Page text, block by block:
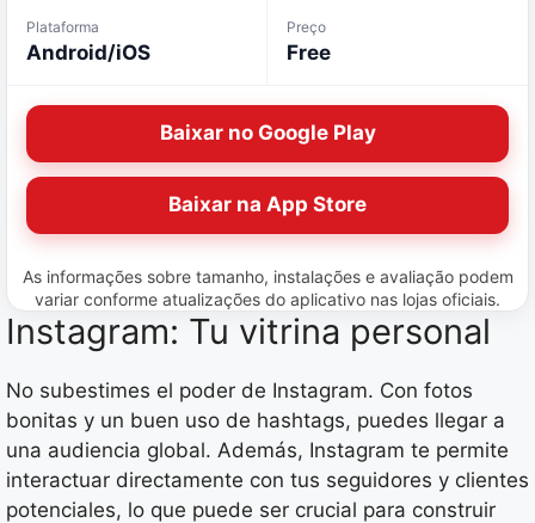
Plataforma
Android/iOS
Preço
Free
Baixar no Google Play
Baixar na App Store
As informações sobre tamanho, instalações e avaliação podem
variar conforme atualizações do aplicativo nas lojas oficiais.
Instagram: Tu vitrina personal
No subestimes el poder de Instagram. Con fotos
bonitas y un buen uso de hashtags, puedes llegar a
una audiencia global. Además, Instagram te permite
interactuar directamente con tus seguidores y clientes
potenciales, lo que puede ser crucial para construir